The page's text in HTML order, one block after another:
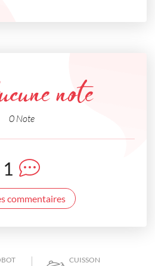
note
0 Note
1
commentaires
CUISSON